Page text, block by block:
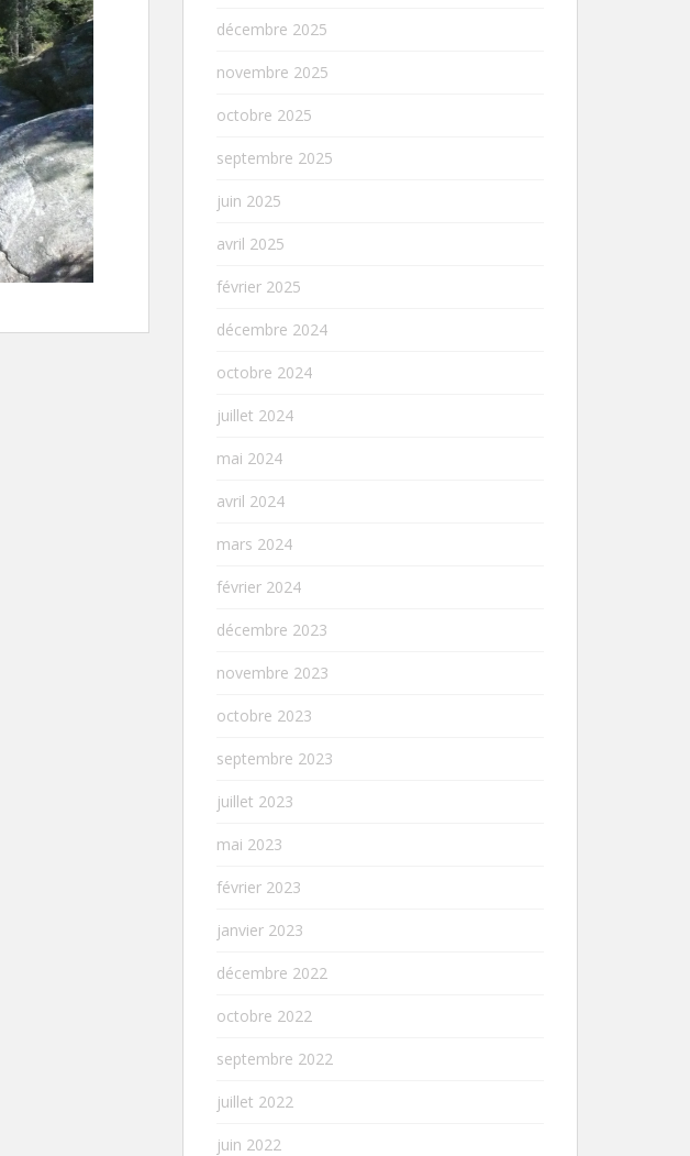
décembre 2025
novembre 2025
octobre 2025
septembre 2025
juin 2025
avril 2025
février 2025
décembre 2024
octobre 2024
juillet 2024
mai 2024
avril 2024
mars 2024
février 2024
décembre 2023
novembre 2023
octobre 2023
septembre 2023
juillet 2023
mai 2023
février 2023
janvier 2023
décembre 2022
octobre 2022
septembre 2022
juillet 2022
juin 2022